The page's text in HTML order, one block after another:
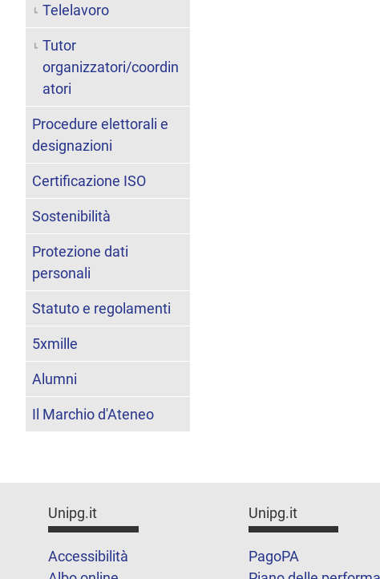
Telelavoro
Tutor
organizzatori/coordin
atori
Procedure elettorali e
designazioni
Certificazione ISO
Sostenibilità
Protezione dati
personali
Statuto e regolamenti
5xmille
Alumni
Il Marchio d'Ateneo
Unipg.it
Accessibilità
Unipg.it
PagoPA